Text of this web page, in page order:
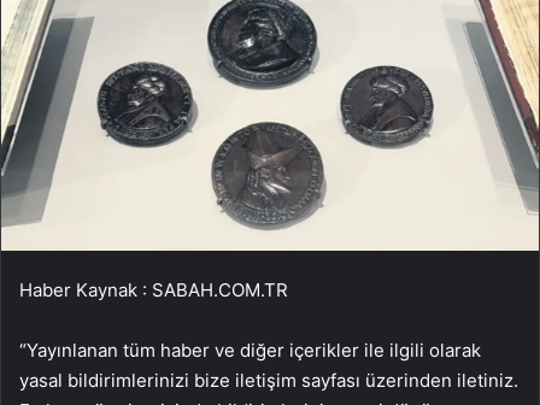
Haber Kaynak : SABAH.COM.TR
“Yayınlanan tüm haber ve diğer içerikler ile ilgili olarak
yasal bildirimlerinizi bize iletişim sayfası üzerinden iletiniz.